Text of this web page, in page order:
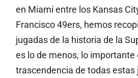
en Miami entre los Kansas
Francisco 49ers, hemos
jugadas de la historia de la
es lo de menos, lo importante
trascendencia de todas estas